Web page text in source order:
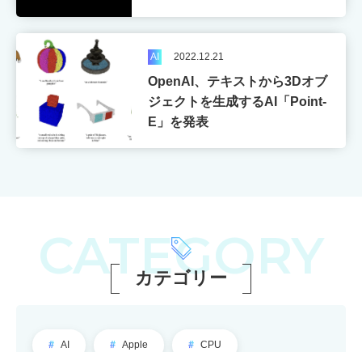
AI 2022.12.21
OpenAI、テキストから3Dオブ
ジェクトを生成するAI「Point-
E」を発表
CATEGORY
カテゴリー
AI Apple CPU